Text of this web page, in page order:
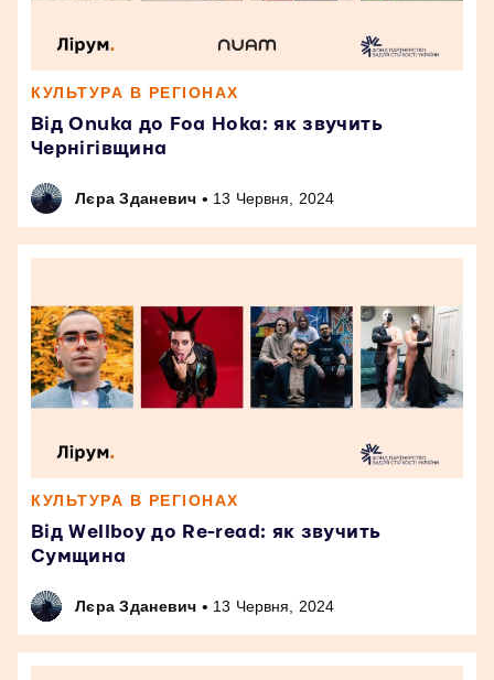
КУЛЬТУРА В РЕГІОНАХ
Від Onuka до Foa Hoka: як звучить
Чернігівщина
Лєра Зданевич • 13 Червня, 2024
КУЛЬТУРА В РЕГІОНАХ
Від Wellboy до Re-read: як звучить
Сумщина
Лєра Зданевич • 13 Червня, 2024